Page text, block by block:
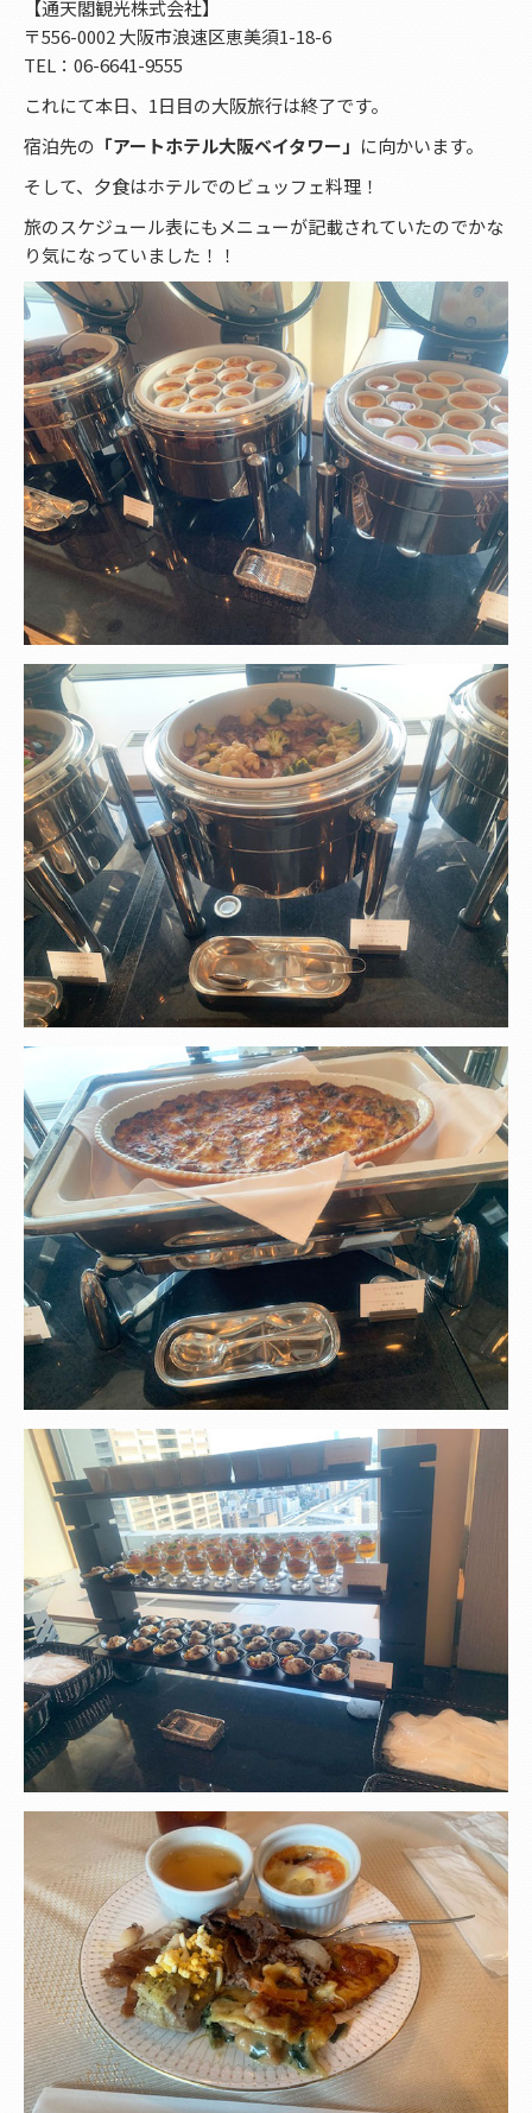
【通天閣観光株式会社】
〒556-0002 大阪市浪速区恵美須1-18-6
TEL：06-6641-9555
これにて本日、1日目の大阪旅行は終了です。
宿泊先の 「アートホテル大阪ベイタワー」 に向かいます。
そして、夕食はホテルでのビュッフェ料理！
旅のスケジュール表にもメニューが記載されていたのでかな
り気になっていました！！